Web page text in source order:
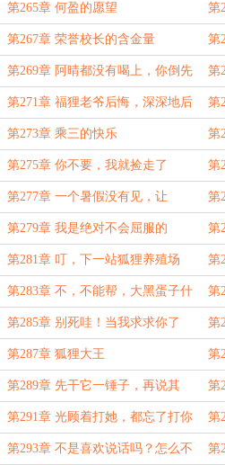
第265章 何盈的愿望 第
第267章 荣誉校长的含金量 第
第269章 阿晴都没有喝上，你倒先
喝上了？
第
第271章 福狸老爷后悔，深深地后
悔
第
第273章 乘三的快乐 第
第275章 你不要，我就捡走了 第
友！
第277章 一个暑假没有见，让
我......
第
第279章 我是绝对不会屈服的 第
第281章 叮，下一站狐狸养殖场 第
狐！
第283章 不，不能帮，大黑蛋子什
么都做的出来的。
第
第285章 别死哇！当我求求你了 第
狐！
第287章 狐狸大王 第
第289章 先干它一锤子，再说其
他！
第
第291章 光顾着打她，都忘了打你
们了
第
第293章 不是喜欢说话吗？怎么不 第